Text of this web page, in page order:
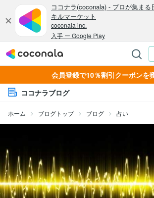
会員登録で10％割引クーポンを
ココナラブログ
ホーム ブログトップ ブログ 占い